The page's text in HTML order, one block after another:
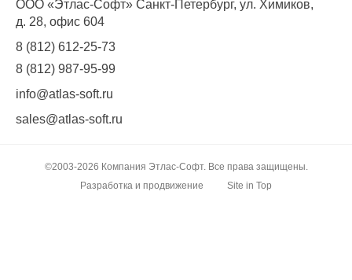
ООО «Этлас-Софт» Санкт-Петербург, ул. Химиков,
д. 28, офис 604
8 (812) 612-25-73
8 (812) 987-95-99
info@atlas-soft.ru
sales@atlas-soft.ru
©2003-2026 Компания Этлас-Софт. Все права защищены.
Разработка и продвижение
Site in Top